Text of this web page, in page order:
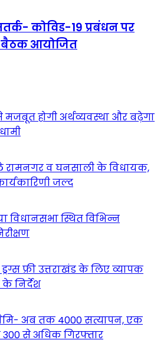
कोविड-19 प्रबंधन पर
बैठक आयोजित
मजबूत होगी अर्थव्यवस्था और बढ़ेगा
रामनगर व घनसाली के विधायक,
जल्द
विधानसभा स्थित विभिन्न
फ्री उत्तराखंड के लिए व्यापक
निर्देश
अब तक 4000 सत्यापन, एक
से अधिक गिरफ्तार